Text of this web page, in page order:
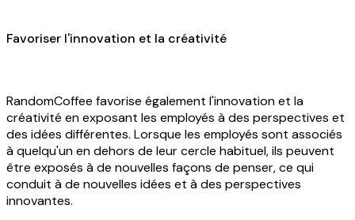
Favoriser l'innovation et la créativité
RandomCoffee favorise également l'innovation et la
créativité en exposant les employés à des perspectives et
des idées différentes. Lorsque les employés sont associés
à quelqu'un en dehors de leur cercle habituel, ils peuvent
être exposés à de nouvelles façons de penser, ce qui
conduit à de nouvelles idées et à des perspectives
innovantes.